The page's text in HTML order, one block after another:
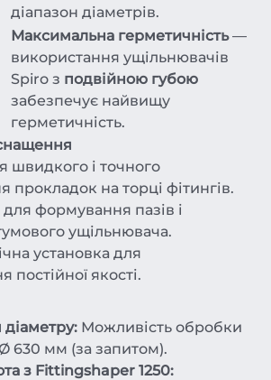
діапазон діаметрів.
Максимальна герметичність—
використання ущільнювачів
Spiro з подвійною губою
забезпечує найвищу
герметичність.
швидкого і точного
прокладок на торці фітингів.
формування пазів і
ущільнювача.
установка для
постійної якості.
Можливість обробки
630 мм (за запитом).
з Fittingshaper 1250: